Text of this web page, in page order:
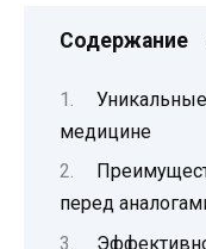
Содержание
медицине
перед